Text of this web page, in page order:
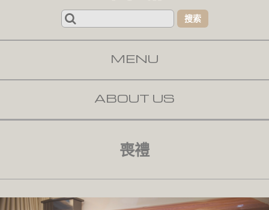
Search
for:
MENU
SKIP TO CONTENT
ABOUT US
喪禮